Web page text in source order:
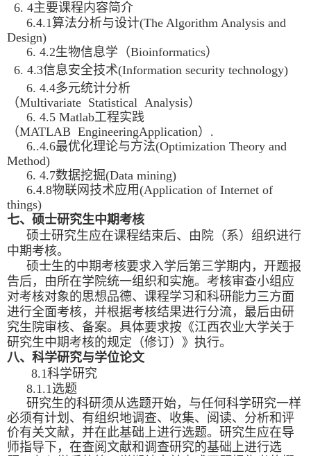
6. 4主要课程内容简介
6.4.1算法分析与设计(The Algorithm Analysis and
Design)
6. 4.2生物信息学（Bioinformatics）
6. 4.3信息安全技术(Information security technology)
6. 4.4多元统计分析
（Multivariate Statistical Analysis）
6. 4.5 Matlab工程实践
（MATLAB EngineeringApplication）.
6..4.6最优化理论与方法(Optimization Theory and
Method)
6. 4.7数据挖掘(Data mining)
6.4.8物联网技术应用(Application of Internet of
things)
七、硕士研究生中期考核
硕士研究生应在课程结束后、由院（系）组织进行
中期考核。
硕士生的中期考核要求入学后第三学期内，开题报
告后，由所在学院统一组织和实施。考核审查小组应
对考核对象的思想品德、课程学习和科研能力三方面
进行全面考核，并根据考核结果进行分流，最后由研
究生院审核、备案。具体要求按《江西农业大学关于
研究生中期考核的规定（修订）》执行。
八、科学研究与学位论文
8.1科学研究
8.1.1选题
研究生的科研须从选题开始，与任何科学研究一样
必须有计划、有组织地调查、收集、阅读、分析和评
价有关文献，并在此基础上进行选题。研究生应在导
师指导下，在查阅文献和调查研究的基础上进行选